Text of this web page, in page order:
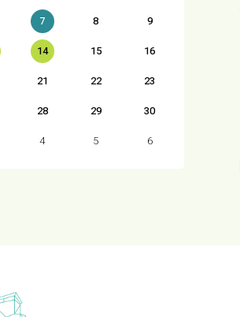
7 8
9
14 15
16
21 22
23
28 29
30
4 5 6